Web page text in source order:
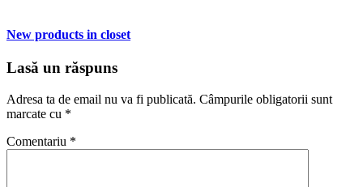
New products in closet
Lasă un răspuns
Adresa ta de email nu va fi publicată. Câmpurile obligatorii sunt
marcate cu *
Comentariu *